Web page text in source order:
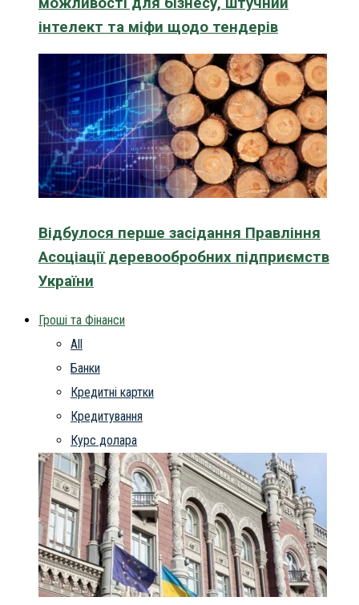
інтелект та міфи щодо тендерів
Відбулося перше засідання Правління
Асоціації деревообробних підприємств
України
Гроші та Фінанси
All
Банки
Кредитні картки
Кредитування
Курс долара